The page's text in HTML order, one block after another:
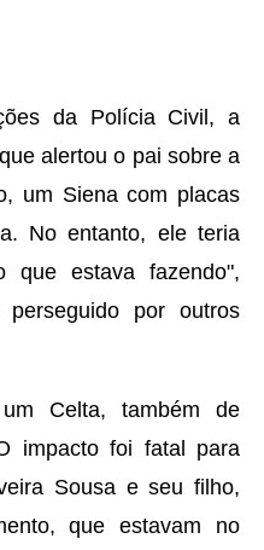
da Polícia Civil, a
alertou o pai sobre a
um Siena com placas
No entanto, ele teria
que estava fazendo",
por outros
Celta, também de
impacto foi fatal para
Sousa e seu filho,
que estavam no